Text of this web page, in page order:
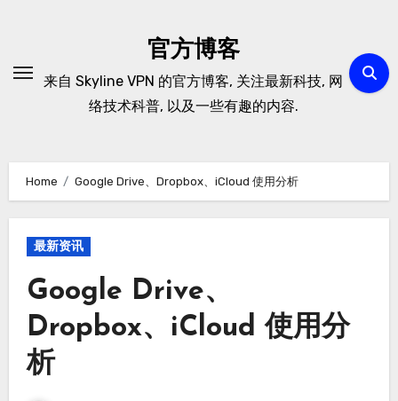
官方博客
来自 Skyline VPN 的官方博客, 关注最新科技, 网
络技术科普, 以及一些有趣的内容.
Home Google Drive、Dropbox、iCloud 使用分析
最新资讯
Google Drive、
Dropbox、iCloud 使用分
析